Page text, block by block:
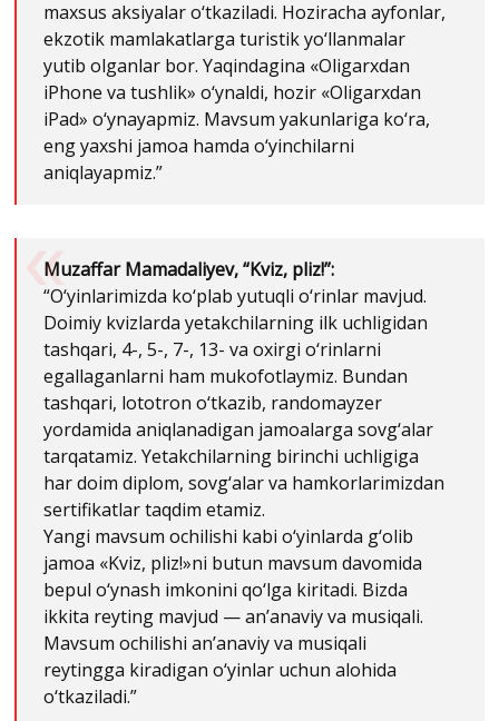
maxsus aksiyalar o‘tkaziladi. Hoziracha ayfonlar,
ekzotik mamlakatlarga turistik yo‘llanmalar
yutib olganlar bor. Yaqindagina «Oligarxdan
iPhone va tushlik» o‘ynaldi, hozir «Oligarxdan
iPad» o‘ynayapmiz. Mavsum yakunlariga ko‘ra,
eng yaxshi jamoa hamda o‘yinchilarni
aniqlayapmiz.”
Muzaffar Mamadaliyev, “Kviz, pliz!”:
“O‘yinlarimizda ko‘plab yutuqli o‘rinlar mavjud.
Doimiy kvizlarda yetakchilarning ilk uchligidan
tashqari, 4-, 5-, 7-, 13- va oxirgi o‘rinlarni
egallaganlarni ham mukofotlaymiz. Bundan
tashqari, lototron o‘tkazib, randomayzer
yordamida aniqlanadigan jamoalarga sovg‘alar
tarqatamiz. Yetakchilarning birinchi uchligiga
har doim diplom, sovg‘alar va hamkorlarimizdan
sertifikatlar taqdim etamiz.
Yangi mavsum ochilishi kabi o‘yinlarda g‘olib
jamoa «Kviz, pliz!»ni butun mavsum davomida
bepul o‘ynash imkonini qo‘lga kiritadi. Bizda
ikkita reyting mavjud — an’anaviy va musiqali.
Mavsum ochilishi an’anaviy va musiqali
reytingga kiradigan o‘yinlar uchun alohida
o‘tkaziladi.”